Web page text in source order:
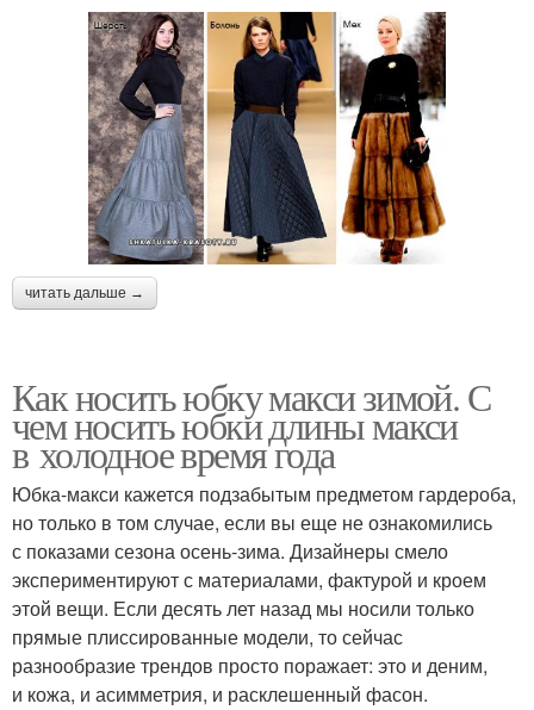
читать дальше →
Как носить юбку макси зимой. С
чем носить юбки длины макси
в холодное время года
Юбка-макси кажется подзабытым предметом гардероба,
но только в том случае, если вы еще не ознакомились
с показами сезона осень-зима. Дизайнеры смело
экспериментируют с материалами, фактурой и кроем
этой вещи. Если десять лет назад мы носили только
прямые плиссированные модели, то сейчас
разнообразие трендов просто поражает: это и деним,
и кожа, и асимметрия, и расклешенный фасон.